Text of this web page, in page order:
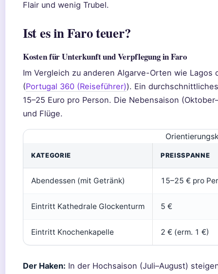
Flair und wenig Trubel.
Ist es in Faro teuer?
Kosten für Unterkunft und Verpflegung in Faro
Im Vergleich zu anderen Algarve-Orten wie
(Portugal 360 (Reiseführer)). Ein
15–25 Euro pro Person. Die Nebensaison
und Flüge.
KATEGORIE PREISSPANNE
Abendessen (mit Getränk) 15–25 € pro
Eintritt Kathedrale Glockenturm 5 €
Eintritt Knochenkapelle 2 € (erm. 1 €)
Der Haken: In der Hochsaison (Juli–August)